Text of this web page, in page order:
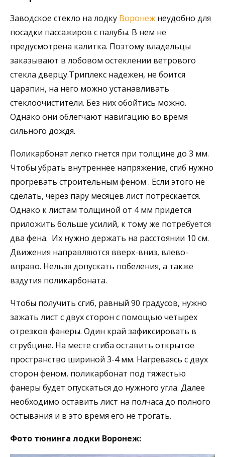
Заводское стекло на лодку Воронеж неудобно для
посадки пассажиров с палубы. В нем не
предусмотрена калитка. Поэтому владельцы
заказывают в лобовом остеклении ветрового
стекла дверцу.Триплекс надежен, не боится
царапин, на него можно устанавливать
стеклоочистители. Без них обойтись можно.
Однако они облегчают навигацию во время
сильного дождя.
Поликарбонат легко гнется при толщине до 3 мм.
Чтобы убрать внутреннее напряжение, сгиб нужно
прогревать строительным феном . Если этого не
сделать, через пару месяцев лист потрескается.
Однако к листам толщиной от 4 мм придется
приложить больше усилий, к тому же потребуется
два фена. Их нужно держать на расстоянии 10 см.
Движения направляются вверх-вниз, влево-
вправо. Нельзя допускать побеления, а также
вздутия поликарбоната.
Чтобы получить сгиб, равный 90 градусов, нужно
зажать лист с двух сторон с помощью четырех
отрезков фанеры. Один край зафиксировать в
струбцине. На месте сгиба оставить открытое
пространство шириной 3-4 мм. Нагреваясь с двух
сторон феном, поликарбонат под тяжестью
фанеры будет опускаться до нужного угла. Далее
необходимо оставить лист на полчаса до полного
остывания и в это время его не трогать.
Фото тюнинга лодки Воронеж: